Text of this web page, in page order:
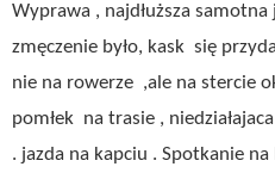
Wyprawa , najdłuższa
zmęczenie było, kask się
nie na rowerze ,ale na stercie
pomłek na trasie ,
. jazda na kapciu . Spotkanie